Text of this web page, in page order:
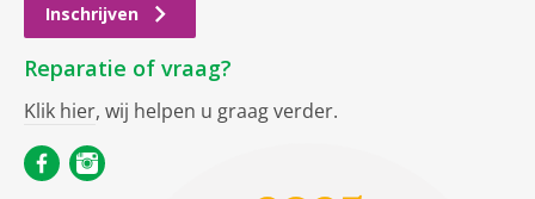
Inschrijven
Reparatie of vraag?
Klik hier, wij helpen u graag verder.